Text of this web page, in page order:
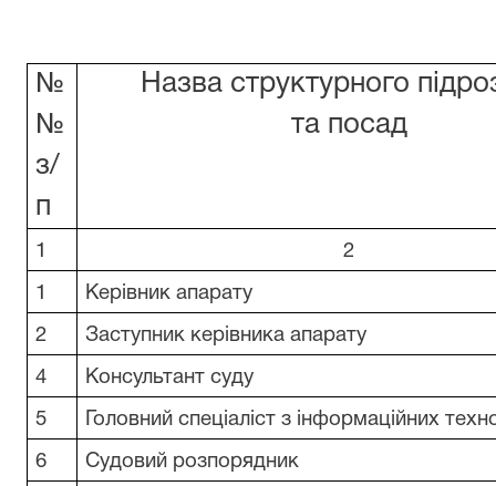
№
№
з/
п
Назва структурного
та посад
1 2
1 Керівник апарату
2 Заступник керівника апарату
4 Консультант суду
5 Головний спеціаліст з інформаційних
6 Судовий розпорядник